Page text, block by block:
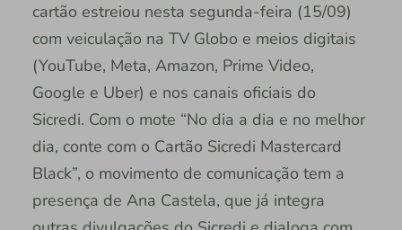
cartão estreiou nesta segunda-feira (15/09)
com veiculação na TV Globo e meios digitais
(YouTube, Meta, Amazon, Prime Video,
Google e Uber) e nos canais oficiais do
Sicredi. Com o mote “No dia a dia e no melhor
dia, conte com o Cartão Sicredi Mastercard
Black”, o movimento de comunicação tem a
presença de Ana Castela, que já integra